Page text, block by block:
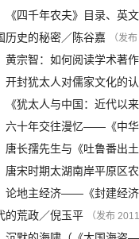
《四千年农夫》目录、英
历史的秘密／陈谷嘉 （发
黄宗智：如何阅读学术著
开封犹太人对儒家文化的
《犹太人与中国：近代以
六十年交往漫忆——《中华
唐长孺先生与《吐鲁番出
唐宋时期太湖南岸平原区
论地主经济——《封建经济
的荒政／倪玉平 （发布